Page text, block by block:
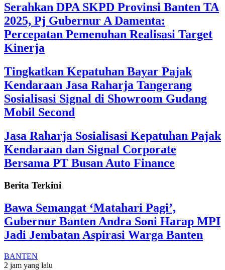
Serahkan DPA SKPD Provinsi Banten TA
2025, Pj Gubernur A Damenta:
Percepatan Pemenuhan Realisasi Target
Kinerja
Tingkatkan Kepatuhan Bayar Pajak
Kendaraan Jasa Raharja Tangerang
Sosialisasi Signal di Showroom Gudang
Mobil Second
Jasa Raharja Sosialisasi Kepatuhan Pajak
Kendaraan dan Signal Corporate
Bersama PT Busan Auto Finance
Berita Terkini
Bawa Semangat ‘Matahari Pagi’,
Gubernur Banten Andra Soni Harap MPI
Jadi Jembatan Aspirasi Warga Banten
BANTEN
2 jam yang lalu